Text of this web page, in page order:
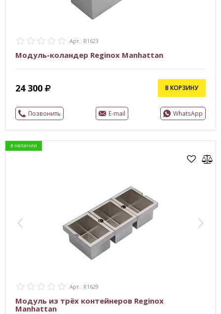
Арт.: R1623
Модуль-коландер Reginox Manhattan
24 300 В КОРЗИНУ
Позвонить E-mail WhatsApp
в наличии
Арт.: R1629
Модуль из трёх контейнеров Reginox
Manhattan